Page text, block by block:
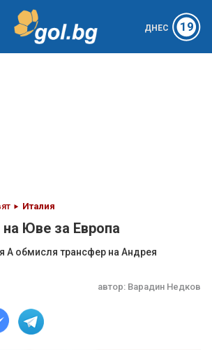
ДНЕС 19
Италия
Юве за Европа
А обмисля трансфер на Андрея
автор: Варадин Недков